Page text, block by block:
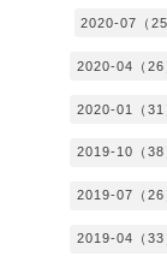
2020-07（25
2020-04（26
2020-01（31
2019-10（38
2019-07（26
2019-04（33